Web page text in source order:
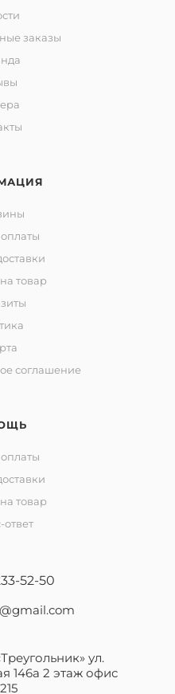
заказы
товар
соглашение
товар
52-50
ул.
146а 2 этаж офис
215